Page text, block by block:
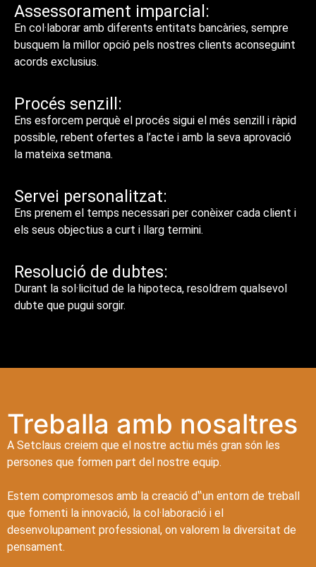
Assessorament imparcial:
En col·laborar amb diferents entitats bancàries, sempre
busquem la millor opció pels nostres clients aconseguint
acords exclusius.
Procés senzill:
Ens esforcem perquè el procés sigui el més senzill i ràpid
possible, rebent ofertes a l’acte i amb la seva aprovació
la mateixa setmana.
Servei personalitzat:
Ens prenem el temps necessari per conèixer cada client i
els seus objectius a curt i llarg termini.
Resolució de dubtes:
Durant la sol·licitud de la hipoteca, resoldrem qualsevol
dubte que pugui sorgir.
Treballa amb nosaltres
A Setclaus creiem que el nostre actiu més gran són les
persones que formen part del nostre equip.
Estem compromesos amb la creació d‟un entorn de treball
que fomenti la innovació, la col·laboració i el
desenvolupament professional, on valorem la diversitat de
pensament.